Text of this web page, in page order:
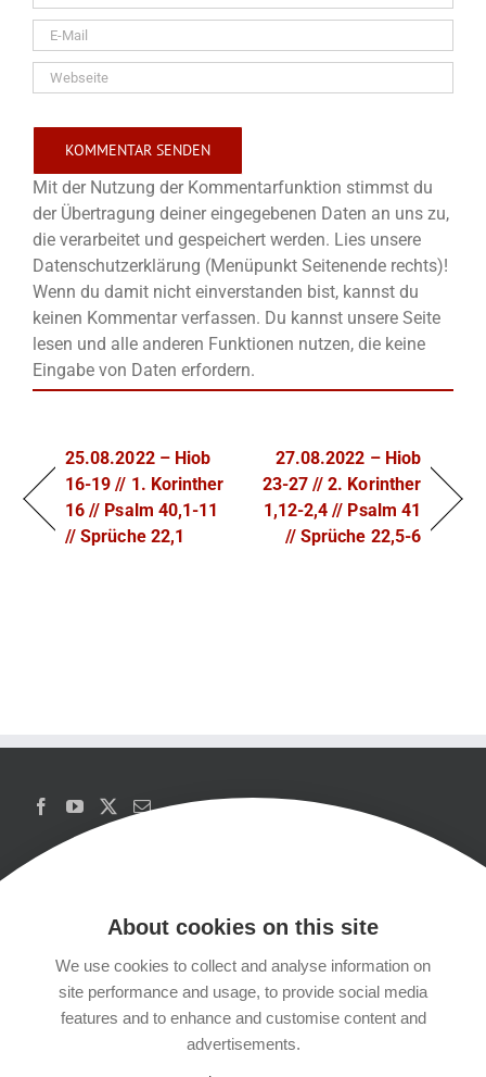
Mit der Nutzung der Kommentarfunktion stimmst du
der Übertragung deiner eingegebenen Daten an uns zu,
die verarbeitet und gespeichert werden. Lies unsere
Datenschutzerklärung (Menüpunkt Seitenende rechts)!
Wenn du damit nicht einverstanden bist, kannst du
keinen Kommentar verfassen. Du kannst unsere Seite
lesen und alle anderen Funktionen nutzen, die keine
Eingabe von Daten erfordern.
25.08.2022 – Hiob
16-19 // 1. Korinther
16 // Psalm 40,1-11
// Sprüche 22,1
27.08.2022 – Hiob
23-27 // 2. Korinther
1,12-2,4 // Psalm 41
// Sprüche 22,5-6
Copyrights
Datenschutzerklärung
About cookies on this site
We use cookies to collect and analyse information on
site performance and usage, to provide social media
features and to enhance and customise content and
advertisements.